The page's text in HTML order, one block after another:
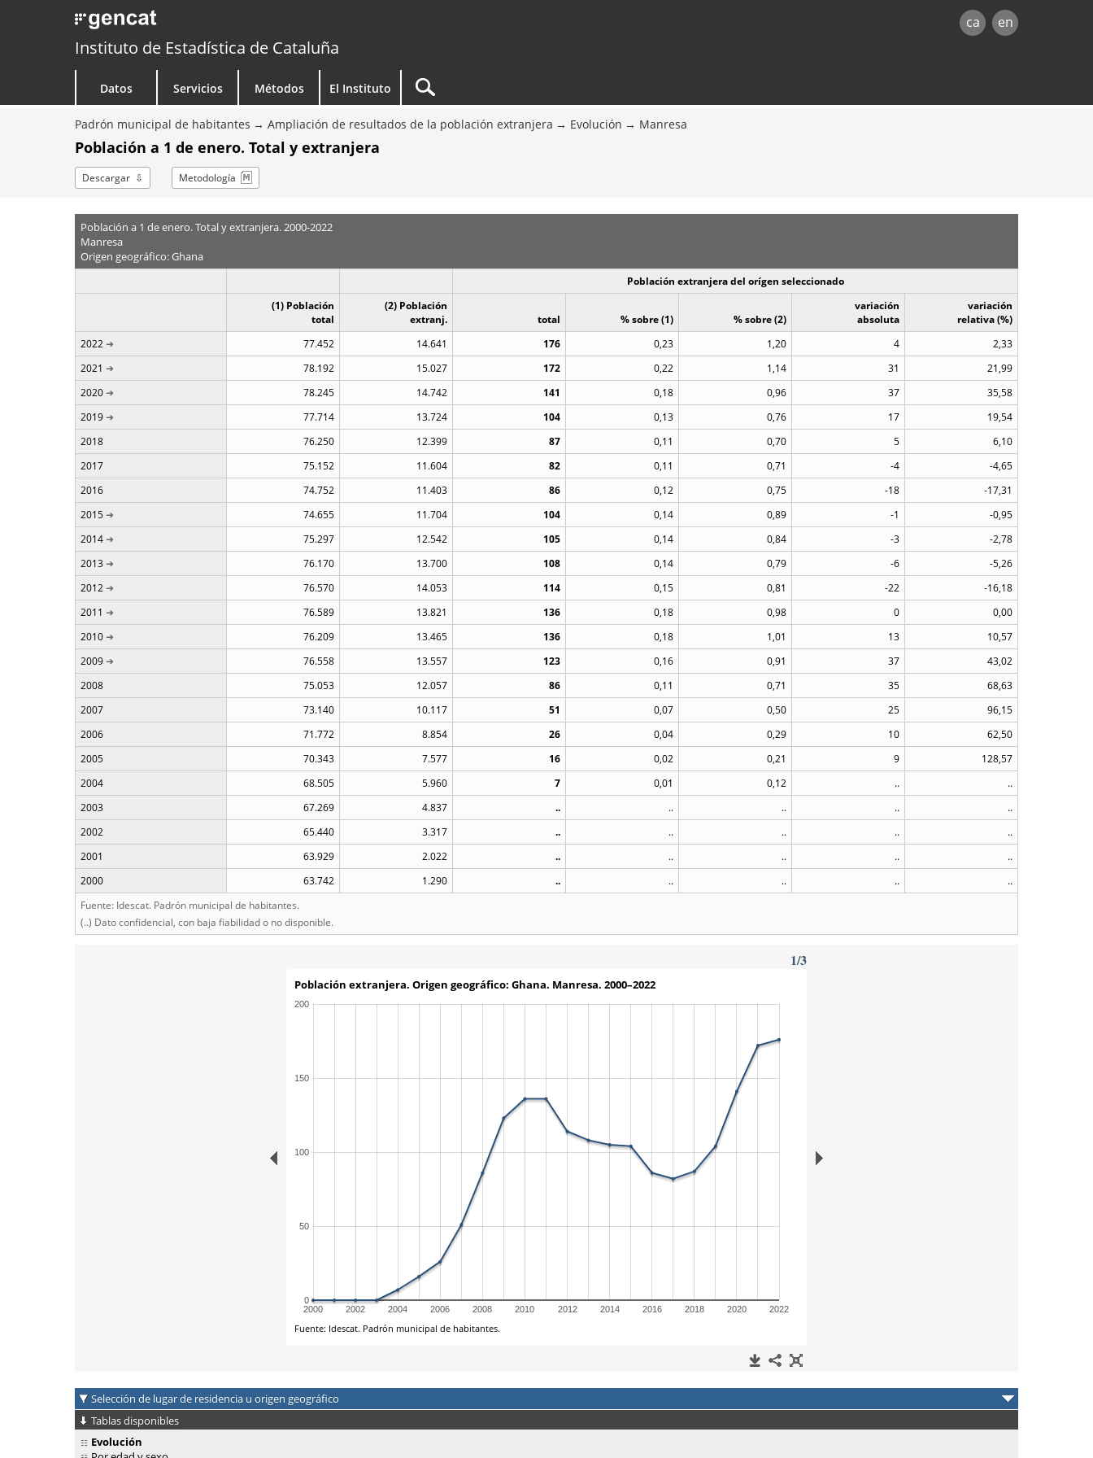
ca en
Instituto de Estadística de Cataluña
Datos Servicios Métodos El Instituto
Padrón municipal de habitantes Ampliación de resultados de la población extranjera Evolución Manresa
Población a 1 de enero. Total y extranjera
Descargar Metodología
Población a 1 de enero. Total y extranjera. 2000-2022
Manresa
Origen geográfico: Ghana
Población extranjera del orígen seleccionado
(1) Población
total
(2) Población
extranj.
total % sobre (1) % sobre (2)
variación
absoluta
variación
relativa (%)
2022
77.452 14.641 176 0,23 1,20 4
2,33
2021
78.192 15.027 172 0,22 1,14 31
21,99
2020
78.245 14.742 141 0,18 0,96 37
35,58
2019
77.714 13.724 104 0,13 0,76 17
19,54
2018
76.250 12.399 87 0,11 0,70 5
6,10
2017
75.152 11.604 82 0,11 0,71 -4
-4,65
2016
74.752 11.403 86 0,12 0,75 -18
-17,31
2015
74.655 11.704 104 0,14 0,89 -1
-0,95
2014
75.297 12.542 105 0,14 0,84 -3
-2,78
2013
76.170 13.700 108 0,14 0,79 -6
-5,26
2012
76.570 14.053 114 0,15 0,81 -22
-16,18
2011
76.589 13.821 136 0,18 0,98 0
0,00
2010
76.209 13.465 136 0,18 1,01 13
10,57
2009
76.558 13.557 123 0,16 0,91 37
43,02
2008
75.053 12.057 86 0,11 0,71 35
68,63
2007
73.140 10.117 51 0,07 0,50 25
96,15
2006
71.772 8.854 26 0,04 0,29 10
62,50
2005
70.343 7.577 16 0,02 0,21 9
128,57
2004
68.505 5.960 7 0,01 0,12 ..
..
2003
67.269 4.837 .. .. .. ..
..
2002
65.440 3.317 .. .. .. ..
..
2001
63.929 2.022 .. .. .. ..
..
2000
63.742 1.290 .. .. .. ..
..
Fuente: Idescat. Padrón municipal de habitantes.
(..) Dato confidencial, con baja fiabilidad o no disponible.
Selección de lugar de residencia u origen geográfico
Tablas disponibles
Evolución